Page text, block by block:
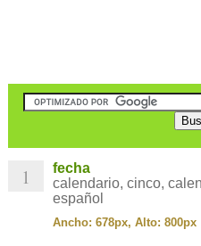
1
fecha
calendario, cinco,
español
Ancho: 678px, Alto: 800px